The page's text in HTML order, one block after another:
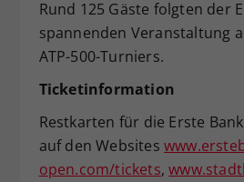
Rund 125 Gäste folgten der
spannenden Veranstaltung
ATP-500-Turniers.
Ticketinformation
Restkarten für die Erste
auf den Websites
open.com/tickets,